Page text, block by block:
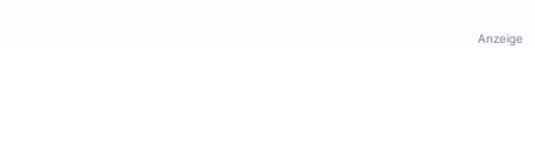
Anzeige